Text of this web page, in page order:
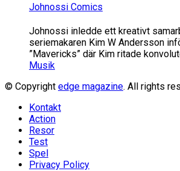
Johnossi Comics
Johnossi inledde ett kreativt
seriemakaren Kim W Andersson
”Mavericks” där Kim ritade
Musik
© Copyright edge magazine. All rights
Kontakt
Action
Resor
Test
Spel
Privacy Policy